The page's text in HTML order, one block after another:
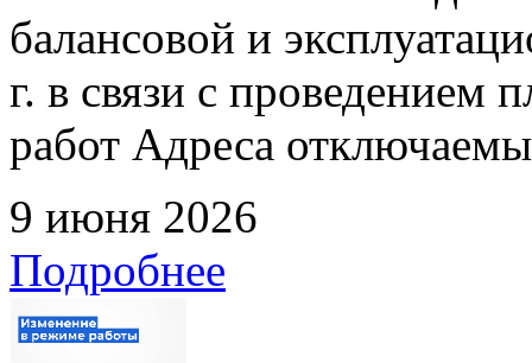
балансовой и
г. в связи с проведением
работ Адреса
9 июня 2026
Подробнее